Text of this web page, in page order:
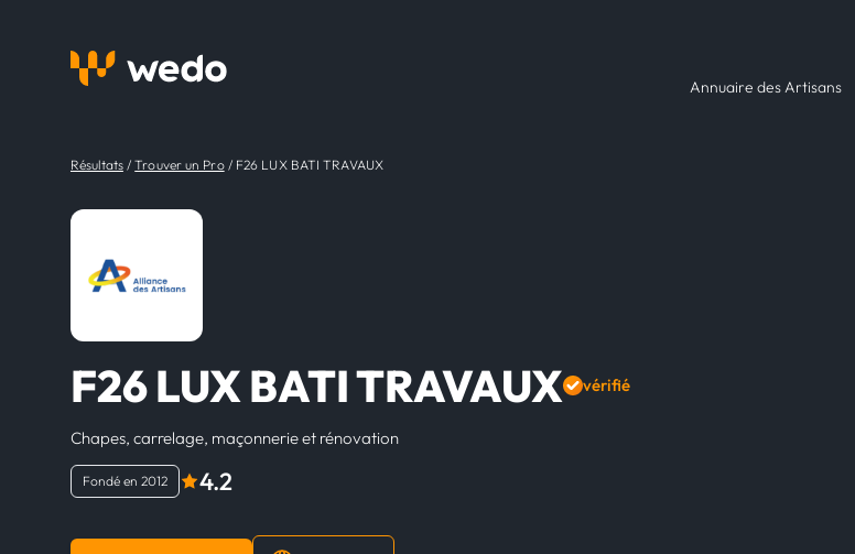
Annuaire des Artisans
Résultats / Trouver un Pro / F26 LUX BATI TRAVAUX
F26 LUX BATI TRAVAUX vérifié
Chapes, carrelage, maçonnerie et rénovation
Fondé en 2012 4.2